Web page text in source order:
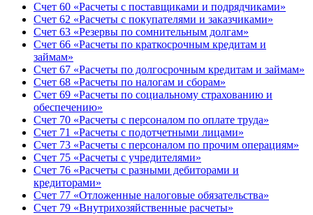
Счет 60 «Расчеты с поставщиками и подрядчиками»
Счет 62 «Расчеты с покупателями и заказчиками»
Счет 63 «Резервы по сомнительным долгам»
Счет 66 «Расчеты по краткосрочным кредитам и
займам»
Счет 67 «Расчеты по долгосрочным кредитам и займам»
Счет 68 «Расчеты по налогам и сборам»
Счет 69 «Расчеты по социальному страхованию и
обеспечению»
Счет 70 «Расчеты с персоналом по оплате труда»
Счет 71 «Расчеты с подотчетными лицами»
Счет 73 «Расчеты с персоналом по прочим операциям»
Счет 75 «Расчеты с учредителями»
Счет 76 «Расчеты с разными дебиторами и
кредиторами»
Счет 77 «Отложенные налоговые обязательства»
Счет 79 «Внутрихозяйственные расчеты»